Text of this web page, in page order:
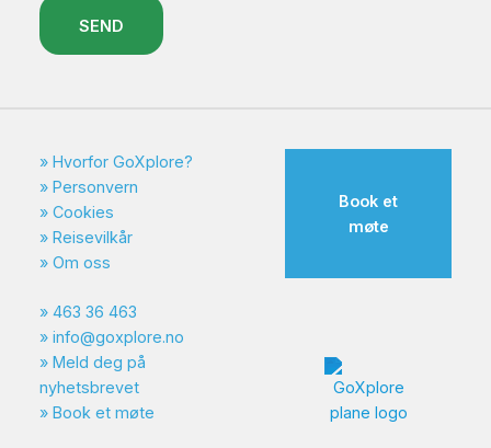
SEND
Hvorfor GoXplore?
Personvern
Cookies
Reisevilkår
Om oss
463 36 463
info@goxplore.no
Meld deg på
nyhetsbrevet
Book et møte
Book et
møte